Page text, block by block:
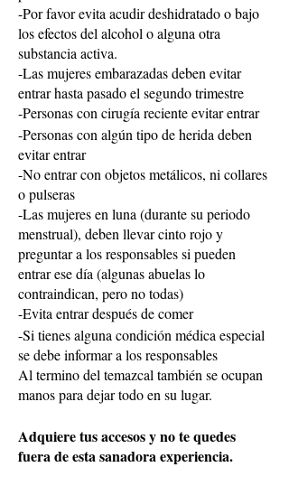
-Por favor evita acudir deshidratado o bajo
los efectos del alcohol o alguna otra
substancia activa.
-Las mujeres embarazadas deben evitar
entrar hasta pasado el segundo trimestre
-Personas con cirugía reciente evitar entrar
-Personas con algún tipo de herida deben
evitar entrar
-No entrar con objetos metálicos, ni collares
o pulseras
-Las mujeres en luna (durante su periodo
menstrual), deben llevar cinto rojo y
preguntar a los responsables si pueden
entrar ese día (algunas abuelas lo
contraindican, pero no todas)
-Evita entrar después de comer
-Si tienes alguna condición médica especial
se debe informar a los responsables
Al termino del temazcal también se ocupan
manos para dejar todo en su lugar.
Adquiere tus accesos y no te quedes
fuera de esta sanadora experiencia.